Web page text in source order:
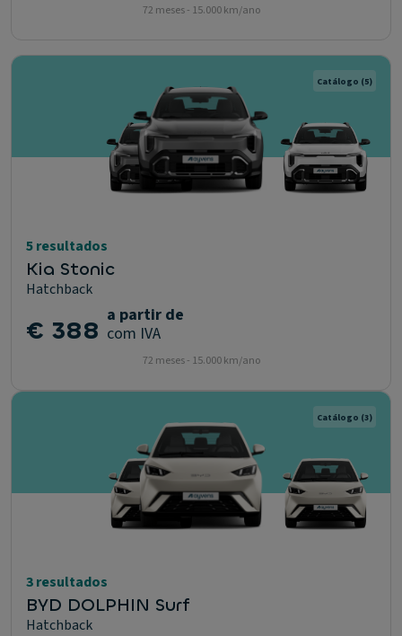
72 meses - 15.000 km/ano
Catálogo (5)
5 resultados
Kia Stonic
Hatchback
€ 388 a partir de
com IVA
72 meses - 15.000 km/ano
Catálogo (3)
3 resultados
BYD DOLPHIN Surf
Hatchback